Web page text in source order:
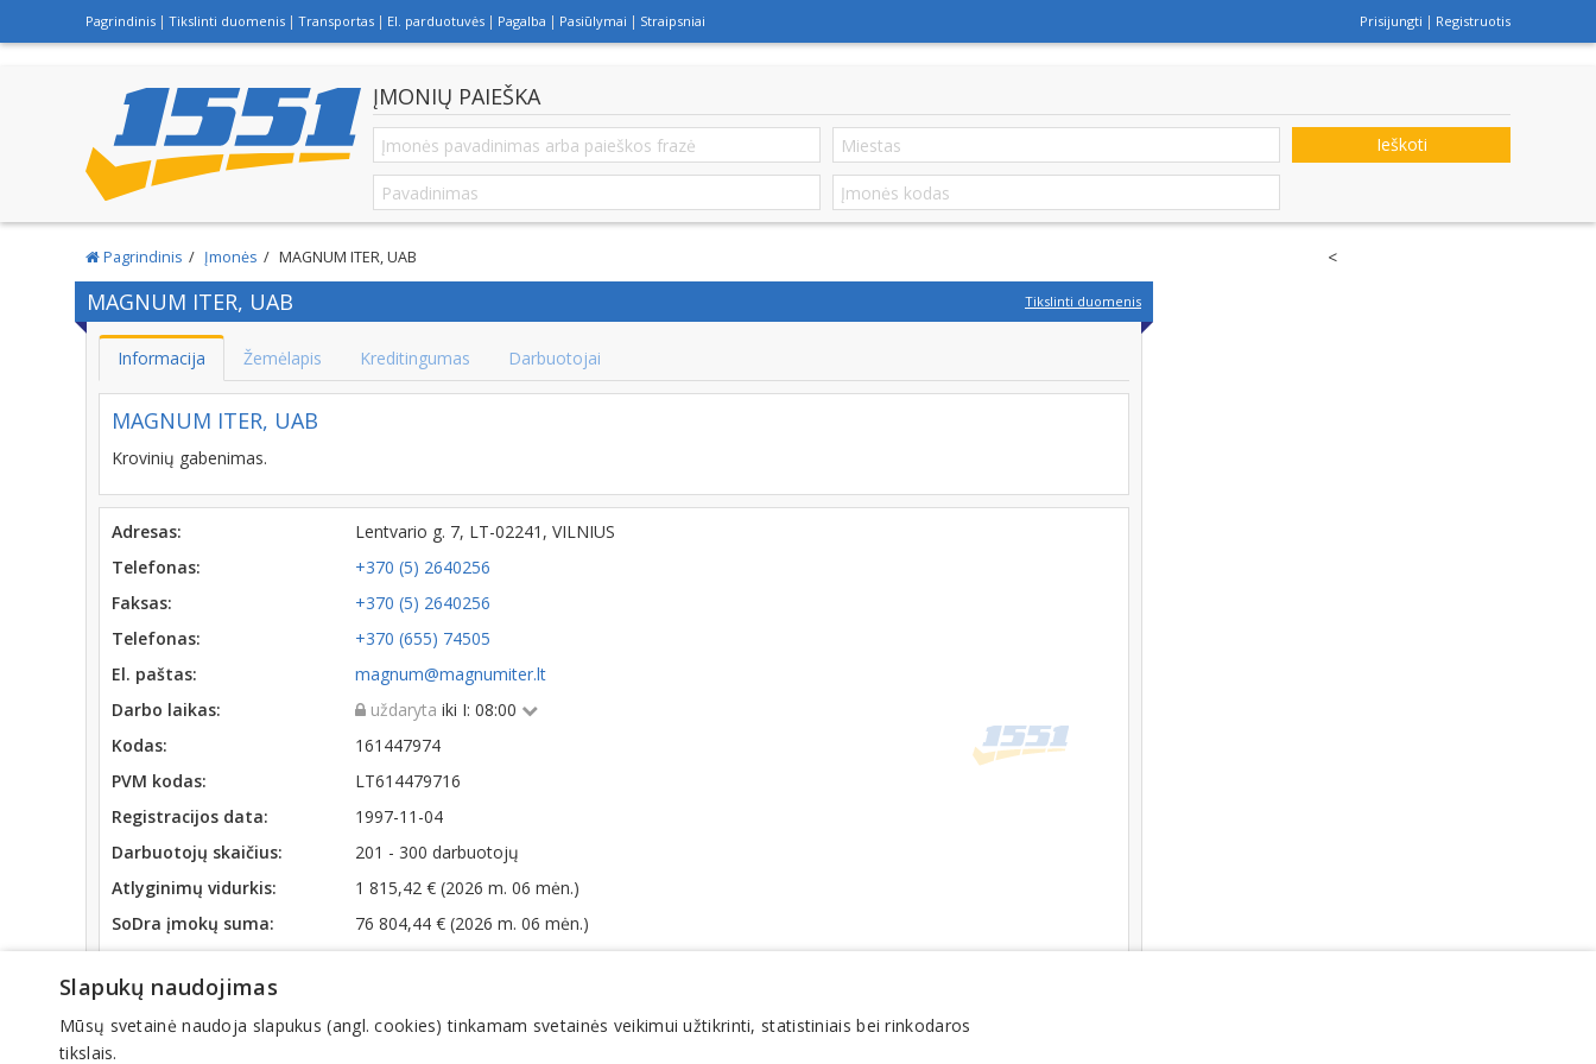
Pagrindinis Tikslinti duomenis Transportas El. parduotuvės Pagalba Pasiūlymai Straipsniai Prisijungti Registruotis
ĮMONIŲ PAIEŠKA
Ieškoti
Pagrindinis Įmonės MAGNUM ITER, UAB
MAGNUM ITER, UAB Tikslinti duomenis
Informacija Žemėlapis Kreditingumas Darbuotojai
MAGNUM ITER, UAB
Krovinių gabenimas.
Adresas:
Lentvario g. 7, LT-02241, VILNIUS
Telefonas:
+370 (5) 2640256
Faksas:
+370 (5) 2640256
Telefonas:
+370 (655) 74505
El. paštas:
magnum@magnumiter.lt
Darbo laikas:
uždaryta iki I: 08:00
Kodas:
161447974
PVM kodas:
LT614479716
Registracijos data:
1997-11-04
Darbuotojų skaičius:
201 - 300 darbuotojų
Atlyginimų vidurkis:
1 815,42 € (2026 m. 06 mėn.)
SoDra įmokų suma:
76 804,44 € (2026 m. 06 mėn.)
Apyvarta:
16 791 816 €, pelnas po mokesčių 0,9 % (2025 m.)
Veiklos sritys
<
Slapukų naudojimas
Mūsų svetainė naudoja slapukus (angl. cookies) tinkamam svetainės veikimui užtikrinti, statistiniais bei rinkodaros
tikslais.